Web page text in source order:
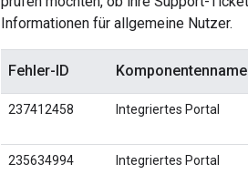
Informationen für allgemeine Nutzer.
Fehler-ID Komponentenname
237412458 Integriertes Portal
235634994 Integriertes Portal